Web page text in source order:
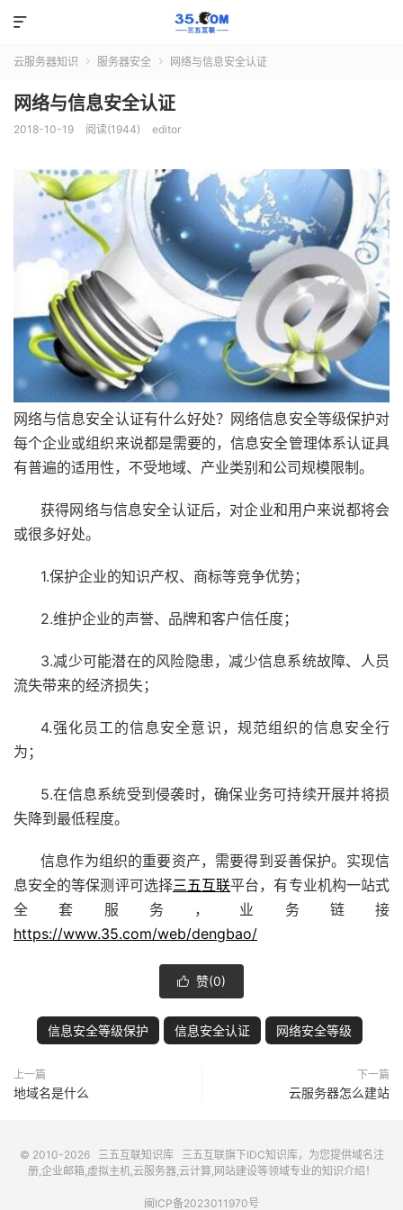

云服务器知识  服务器安全  网络与信息安全认证
网络与信息安全认证
2018-10-19 阅读(1944) editor
网络与信息安全认证有什么好处？网络信息安全等级保护对
每个企业或组织来说都是需要的，信息安全管理体系认证具
有普遍的适用性，不受地域、产业类别和公司规模限制。
获得网络与信息安全认证后，对企业和用户来说都将会
或很多好处。
1.保护企业的知识产权、商标等竞争优势；
2.维护企业的声誉、品牌和客户信任度；
3.减少可能潜在的风险隐患，减少信息系统故障、人员
流失带来的经济损失；
4.强化员工的信息安全意识，规范组织的信息安全行
为；
5.在信息系统受到侵袭时，确保业务可持续开展并将损
失降到最低程度。
信息作为组织的重要资产，需要得到妥善保护。实现信
息安全的等保测评可选择三五互联平台，有专业机构一站式
全套服务，业务链接
https://www.35.com/web/dengbao/
 赞(0)
信息安全等级保护 信息安全认证 网络安全等级
上一篇
地域名是什么
下一篇
云服务器怎么建站
© 2010-2026 三五互联知识库 三五互联旗下IDC知识库，为您提供域名注
册,企业邮箱,虚拟主机,云服务器,云计算,网站建设等领域专业的知识介绍！
闽ICP备2023011970号